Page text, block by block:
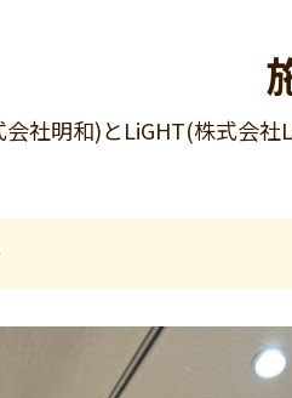
社明和)とLiGHT(株式会